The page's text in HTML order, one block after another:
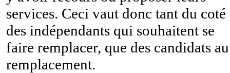
services. Ceci vaut donc tant du coté
des indépendants qui souhaitent se
faire remplacer, que des candidats au
remplacement.